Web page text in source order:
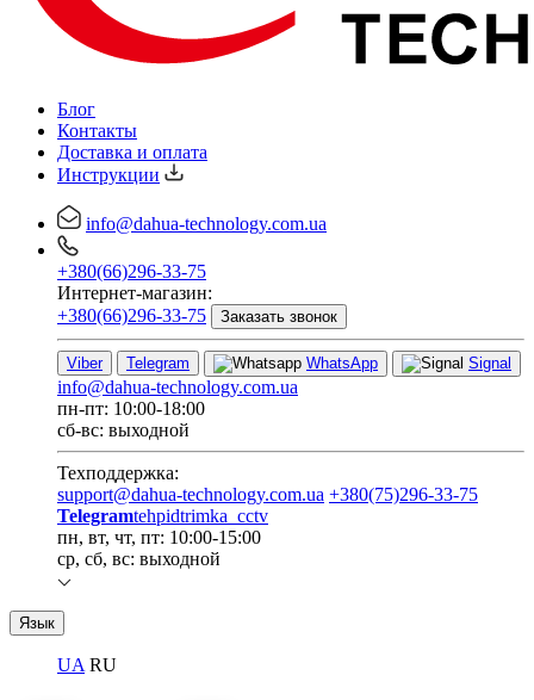
Блог
Контакты
Доставка и оплата
Инструкции
info@dahua-technology.com.ua
+380(66)296-33-75
Интернет-магазин:
+380(66)296-33-75
Заказать звонок
Viber Telegram WhatsApp Signal
info@dahua-technology.com.ua
пн-пт: 10:00-18:00
сб-вс: выходной
Техподдержка:
support@dahua-technology.com.ua +380(75)296-33-75
Telegramtehpidtrimka_cctv
пн, вт, чт, пт: 10:00-15:00
ср, сб, вс: выходной
Язык
UA RU